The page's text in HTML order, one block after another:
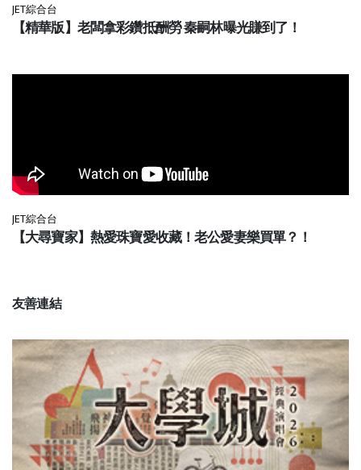
JET綜合台
【精華版】老闆拿彩鑽抵酬勞 秦嗣林曝光賺到了！
JET綜合台
【大尋寶家】熱愛珠寶愛收藏！老公愛妻樂買單？！
友善連結